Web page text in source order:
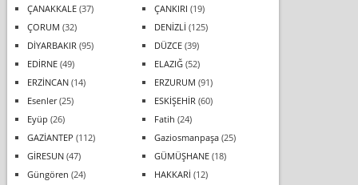
ÇANAKKALE(37) ÇANKIRI (19)
ÇORUM (32) DENİZLİ (125)
DİYARBAKIR (95) DÜZCE(39)
EDİRNE(49) ELAZIĞ(52)
ERZİNCAN(14) ERZURUM (91)
Esenler(25) ESKİŞEHİR (60)
Eyüp (26) Fatih (24)
GAZİANTEP (112) Gaziosmanpaşa(25)
GİRESUN(47) GÜMÜŞHANE(18)
Güngören (24) HAKKARİ (12)